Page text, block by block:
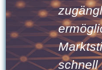
schnell